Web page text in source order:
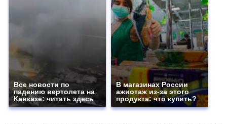
Все новости по
падению вертолета на
Кавказе: читать здесь
В магазинах России
ажиотаж из-за этого
продукта: что купить?